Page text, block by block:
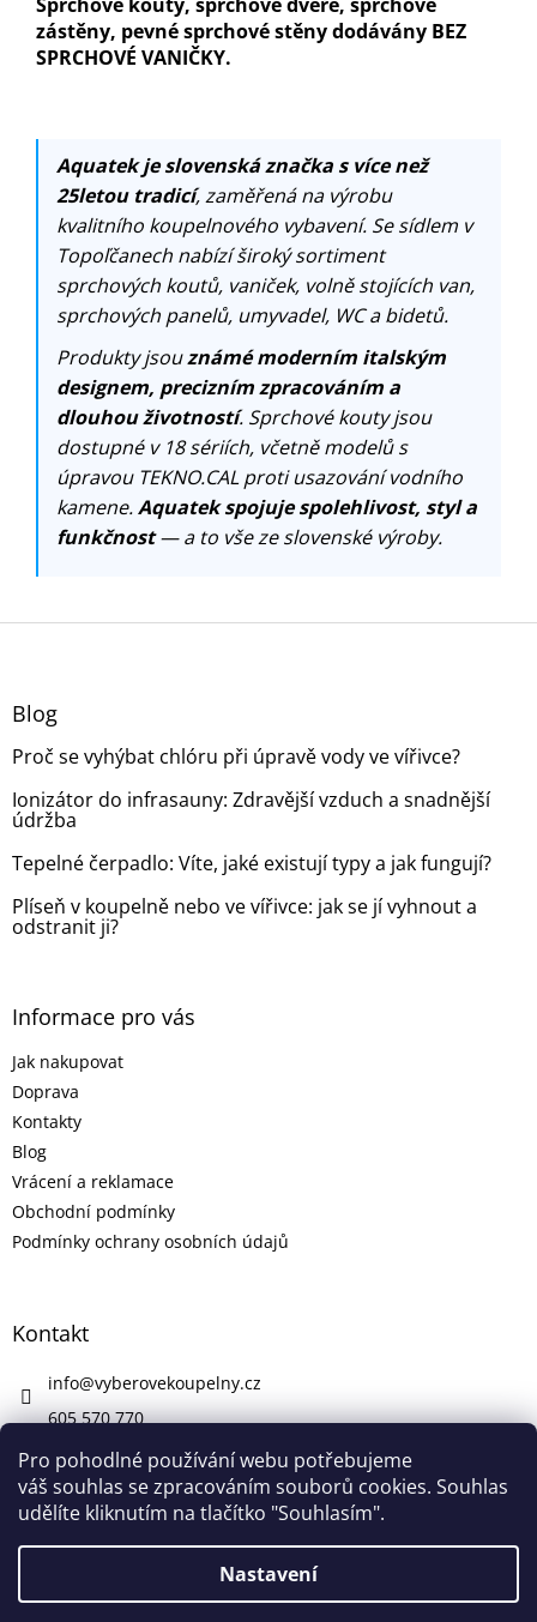
Pro pohodlné používání webu potřebujeme
váš souhlas se zpracováním souborů cookies. Souhlas
udělíte kliknutím na tlačítko "Souhlasím".
Nastavení
zástěny, pevné sprchové stěny dodávány BEZ
SPRCHOVÉ VANIČKY.
Aquatek je slovenská značka s více než
25letou tradicí, zaměřená na výrobu
kvalitního koupelnového vybavení. Se sídlem v
Topoľčanech nabízí široký sortiment
sprchových koutů, vaniček, volně stojících van,
sprchových panelů, umyvadel, WC a bidetů.
Produkty jsouznámé moderním italským
designem, precizním zpracováním a
dlouhou životností. Sprchové kouty jsou
dostupné v 18 sériích, včetně modelů s
úpravou TEKNO.CAL proti usazování vodního
kamene.Aquatek spojuje spolehlivost, styl a
funkčnost— a to vše ze slovenské výroby.
Z
Blog
Proč se vyhýbat chlóru při úpravě vody ve vířivce?
Ionizátor do infrasauny: Zdravější vzduch a snadnější
údržba
Tepelné čerpadlo: Víte, jaké existují typy a jak fungují?
Plíseň v koupelně nebo ve vířivce: jak se jí vyhnout a
odstranit ji?
Informace pro vás
Jak nakupovat
Doprava
Kontakty
Blog
Vrácení a reklamace
Obchodní podmínky
Podmínky ochrany osobních údajů
Kontakt
info@vyberovekoupelny.cz
605 570 770
https://www.facebook.com/vyberovekoupelny/